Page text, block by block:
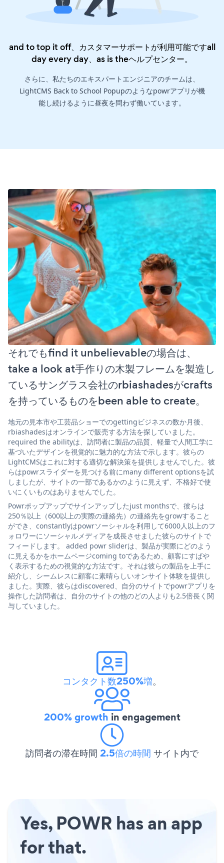
and to top it off、カスタマーサポートが利用可能ですall
day every day、as is theヘルプセンター。
さらに、私たちのエキスパートエンジニアのチームは、
LightCMS Back to School Popupのようなpowrアプリが機
能し続けるように昼夜を問わず働いています。
それでもfind it unbelievableの場合は、
take a look at手作りの木製フレームを製造し
ているサングラス会社のrbiashadesがcrafts
を持っているものをbeen able to create。
地元の見本市や工芸品ショーでのgettingビジネスの数か月後、
rbiashadesはオンラインで販売する方法を探していました。
required the abilityは、訪問者に製品の品質、軽量で人間工学に
基づいたデザインを視覚的に魅力的な方法で示します。彼らの
LightCMSはこれに対する適切な解決策を提供しませんでした。彼
らはpowrスライダーを見つける前にmany different optionsを試
しましたが、サイトの一部であるかのように見えず、不格好で使
いにくいものはありませんでした。
Powrポップアップでサインアップしたjust monthsで、彼らは
250％以上（600以上の実際の連絡先）の連絡先をgrowすること
ができ、constantlyはpowrソーシャルを利用して6000人以上のフ
ォロワーにソーシャルメディアを成長させました彼らのサイトで
フィードします。 added powr sliderは、製品が実際にどのよう
に見えるかをホームページcoming toであるため、顧客にすばや
く表示するための視覚的な方法です。それは彼らの製品を上手に
紹介し、シームレスに顧客に素晴らしいオンサイト体験を提供し
ました。実際、彼らはdiscovered、自分のサイトでpowrアプリを
操作した訪問者は、自分のサイトの他のどの人よりも2.5倍長く関
与していました。
コンタクト数250%増。
200% growth in engagement
訪問者の滞在時間 2.5倍の時間 サイト内で
Yes, POWR has an app
for that.